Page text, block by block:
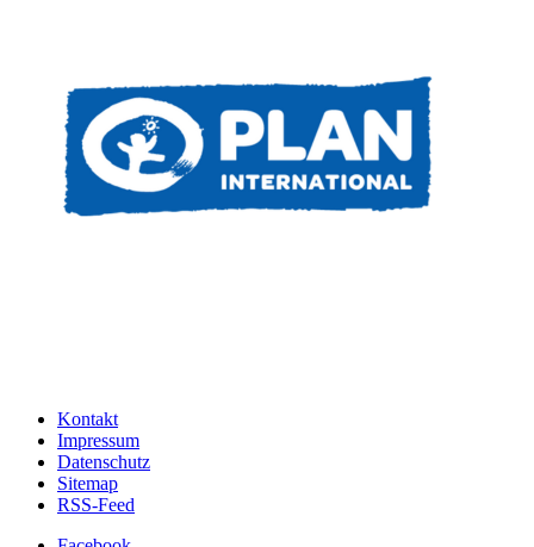
Kontakt
Impressum
Datenschutz
Sitemap
RSS-Feed